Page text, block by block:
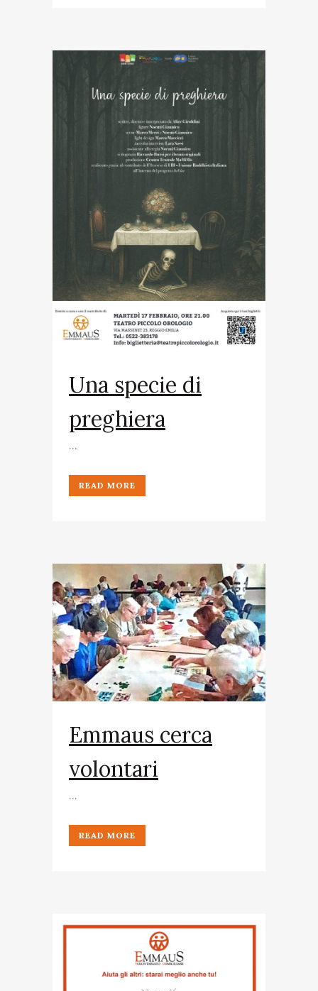
Una specie di
preghiera
...
READ MORE
Emmaus cerca
volontari
...
READ MORE